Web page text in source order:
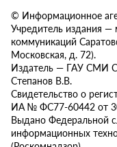
© Информационное
Учредитель издания
коммуникаций
Московская, д. 72).
Издатель — ГАУ СМИ
Степанов В.В.
Свидетельство о
ИА № ФС77-60442 от
Выдано Федеральной
информационных